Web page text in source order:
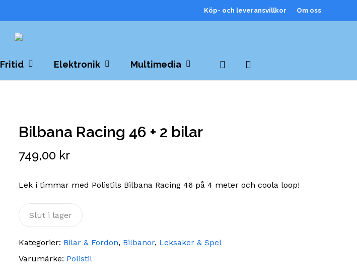
Köp- och leveransvillkor Om oss
Fritid Elektronik Multimedia search
Cart Close
Bilbana Racing 46 + 2 bilar
749,00 kr
Lek i timmar med Polistils Bilbana Racing 46 på 4 meter och coola loop!
Slut i lager
Kategorier: Bilar & Fordon, Bilbanor, Leksaker & Spel
Varumärke: Polistil